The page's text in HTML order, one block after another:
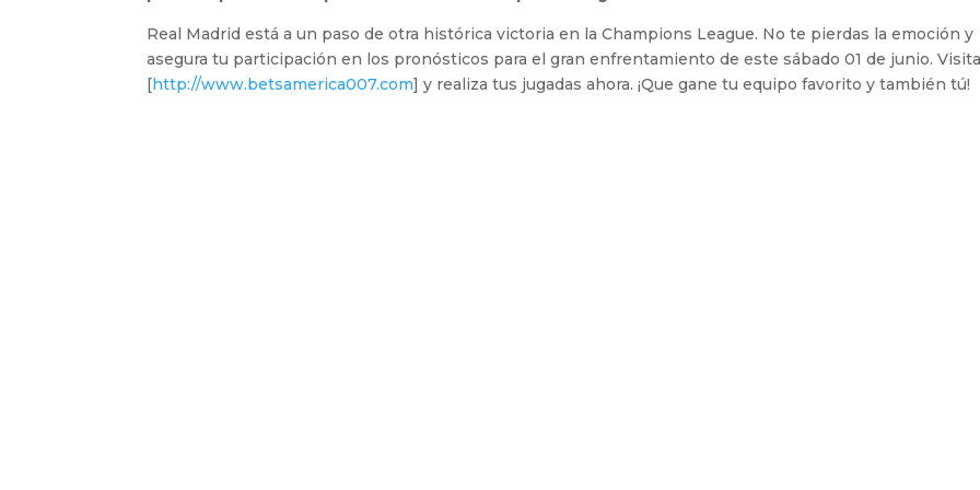
Real Madrid está a un paso de otra histórica victoria en la Champions League. No te pierdas la emoción y
asegura tu participación en los pronósticos para el gran enfrentamiento de este sábado 01 de junio.
[http://www.betsamerica007.com] y realiza tus jugadas ahora. ¡Que gane tu equipo favorito y también tú!